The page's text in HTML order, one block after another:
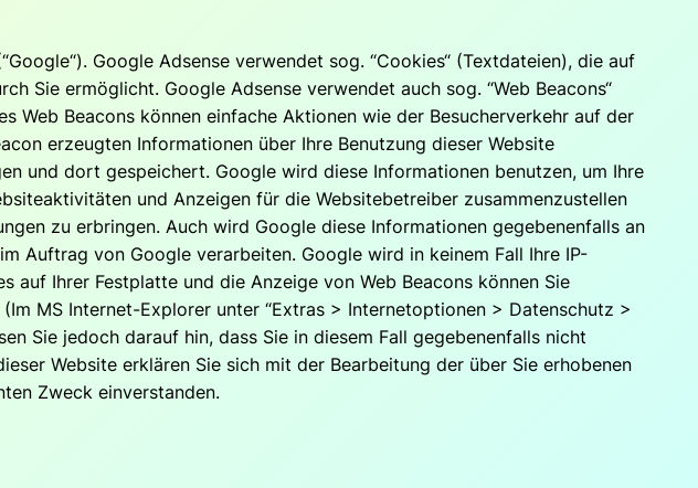
Google Adsense verwendet sog. “Cookies“ (Textdateien), die auf
Sie ermöglicht. Google Adsense verwendet auch sog. “Web Beacons“
Web Beacons können einfache Aktionen wie der Besucherverkehr auf der
erzeugten Informationen über Ihre Benutzung dieser Website
und dort gespeichert. Google wird diese Informationen benutzen, um Ihre
und Anzeigen für die Websitebetreiber zusammenzustellen
zu erbringen. Auch wird Google diese Informationen gegebenenfalls an
Auftrag von Google verarbeiten. Google wird in keinem Fall Ihre IP-
auf Ihrer Festplatte und die Anzeige von Web Beacons können Sie
MS Internet-Explorer unter “Extras > Internetoptionen > Datenschutz >
Sie jedoch darauf hin, dass Sie in diesem Fall gegebenenfalls nicht
Website erklären Sie sich mit der Bearbeitung der über Sie erhobenen
Zweck einverstanden.